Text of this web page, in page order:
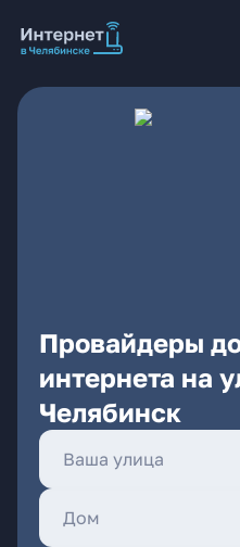
Провайдеры
интернета на
Челябинск